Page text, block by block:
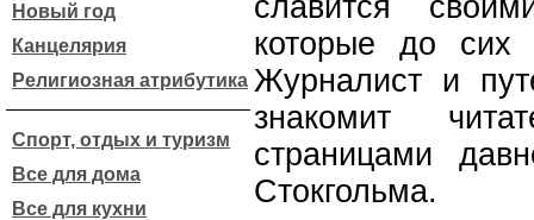
Новый год
Канцелярия
Религиозная атрибутика
Спорт, отдых и туризм
Все для дома
Все для кухни
славится
которые до сих
Журналист и
знакомит
страницами
Стокгольма.